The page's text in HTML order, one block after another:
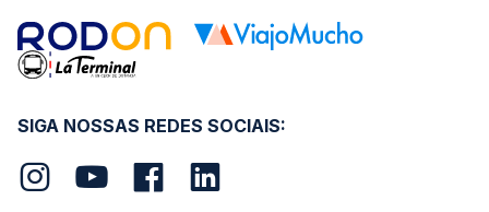
SIGA NOSSAS REDES SOCIAIS: